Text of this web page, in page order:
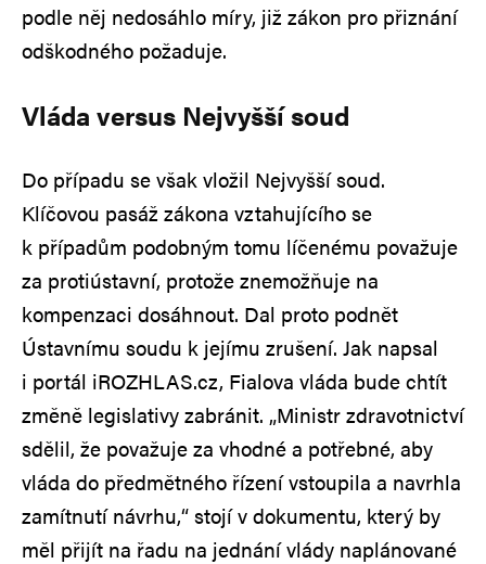
podle něj nedosáhlo míry, již zákon pro přiznání
odškodného požaduje.
Vláda versus Nejvyšší soud
Do případu se však vložil Nejvyšší soud.
Klíčovou pasáž zákona vztahujícího se
k případům podobným tomu líčenému považuje
za protiústavní, protože znemožňuje na
kompenzaci dosáhnout. Dal proto podnět
Ústavnímu soudu k jejímu zrušení. Jak napsal
i portál iROZHLAS.cz, Fialova vláda bude chtít
změně legislativy zabránit. „Ministr zdravotnictví
sdělil, že považuje za vhodné a potřebné, aby
vláda do předmětného řízení vstoupila a navrhla
zamítnutí návrhu,“ stojí v dokumentu, který by
měl přijít na řadu na jednání vlády naplánované